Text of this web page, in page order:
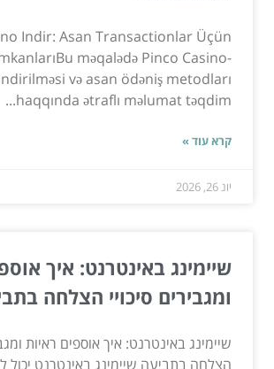
Indir: Asan Transactionlar Üçün
məqalədə Pinco Casino-
və asan ödəniş metodları
haqqında ətraflı məlumat təqdim...
קרא עוד »
יונ 26, 2026
שיימינג באינטרנט: איך
ומגבירים סיכויי הצלחה
שיימינג באינטרנט: איך אוספים ראיות
הצלחה בתביעה שיימינג באינטרנט יכול